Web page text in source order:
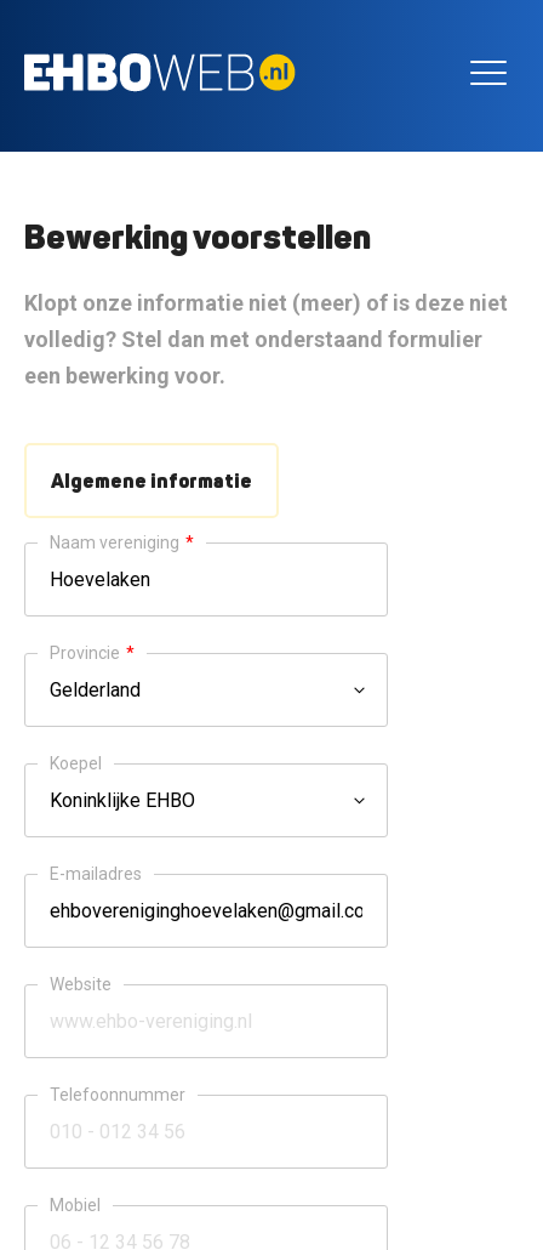
Bewerking voorstellen
Klopt onze informatie niet (meer) of is deze niet
volledig? Stel dan met onderstaand formulier
een bewerking voor.
Algemene informatie
Naam vereniging *
Provincie *
Koepel
E-mailadres
Website
Telefoonnummer
Mobiel